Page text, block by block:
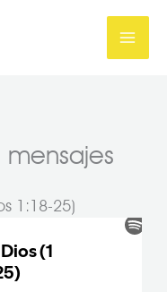
mensajes
1:18-25)